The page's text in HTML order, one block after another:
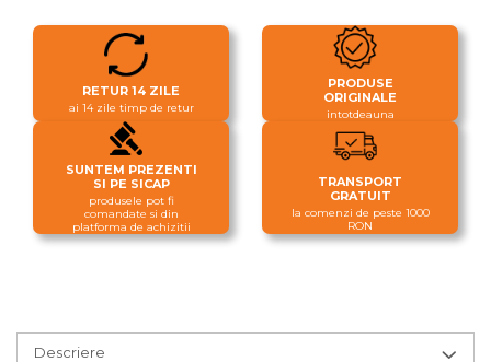
RETUR 14 ZILE
ai 14 zile timp de retur
PRODUSE
ORIGINALE
intotdeauna
SUNTEM PREZENTI
SI PE SICAP
produsele pot fi
comandate si din
platforma de achizitii
TRANSPORT
GRATUIT
la comenzi de peste 1000
RON
Descriere